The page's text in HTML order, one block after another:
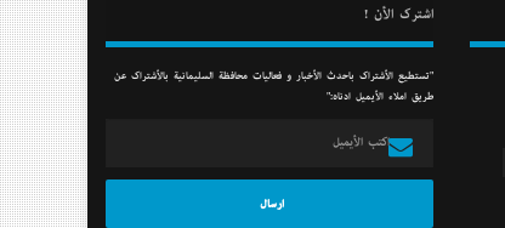
أشترك الأن !
"تستطيع الأشتراك بأحدث الأخبار و فعاليات محافظة السليمانية بالأشتراك عن
طريق أملاء الأيميل أدناه:"